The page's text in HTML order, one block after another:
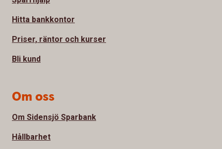
Hitta bankkontor
Priser, räntor och kurser
Bli kund
Om oss
Om Sidensjö Sparbank
Hållbarhet